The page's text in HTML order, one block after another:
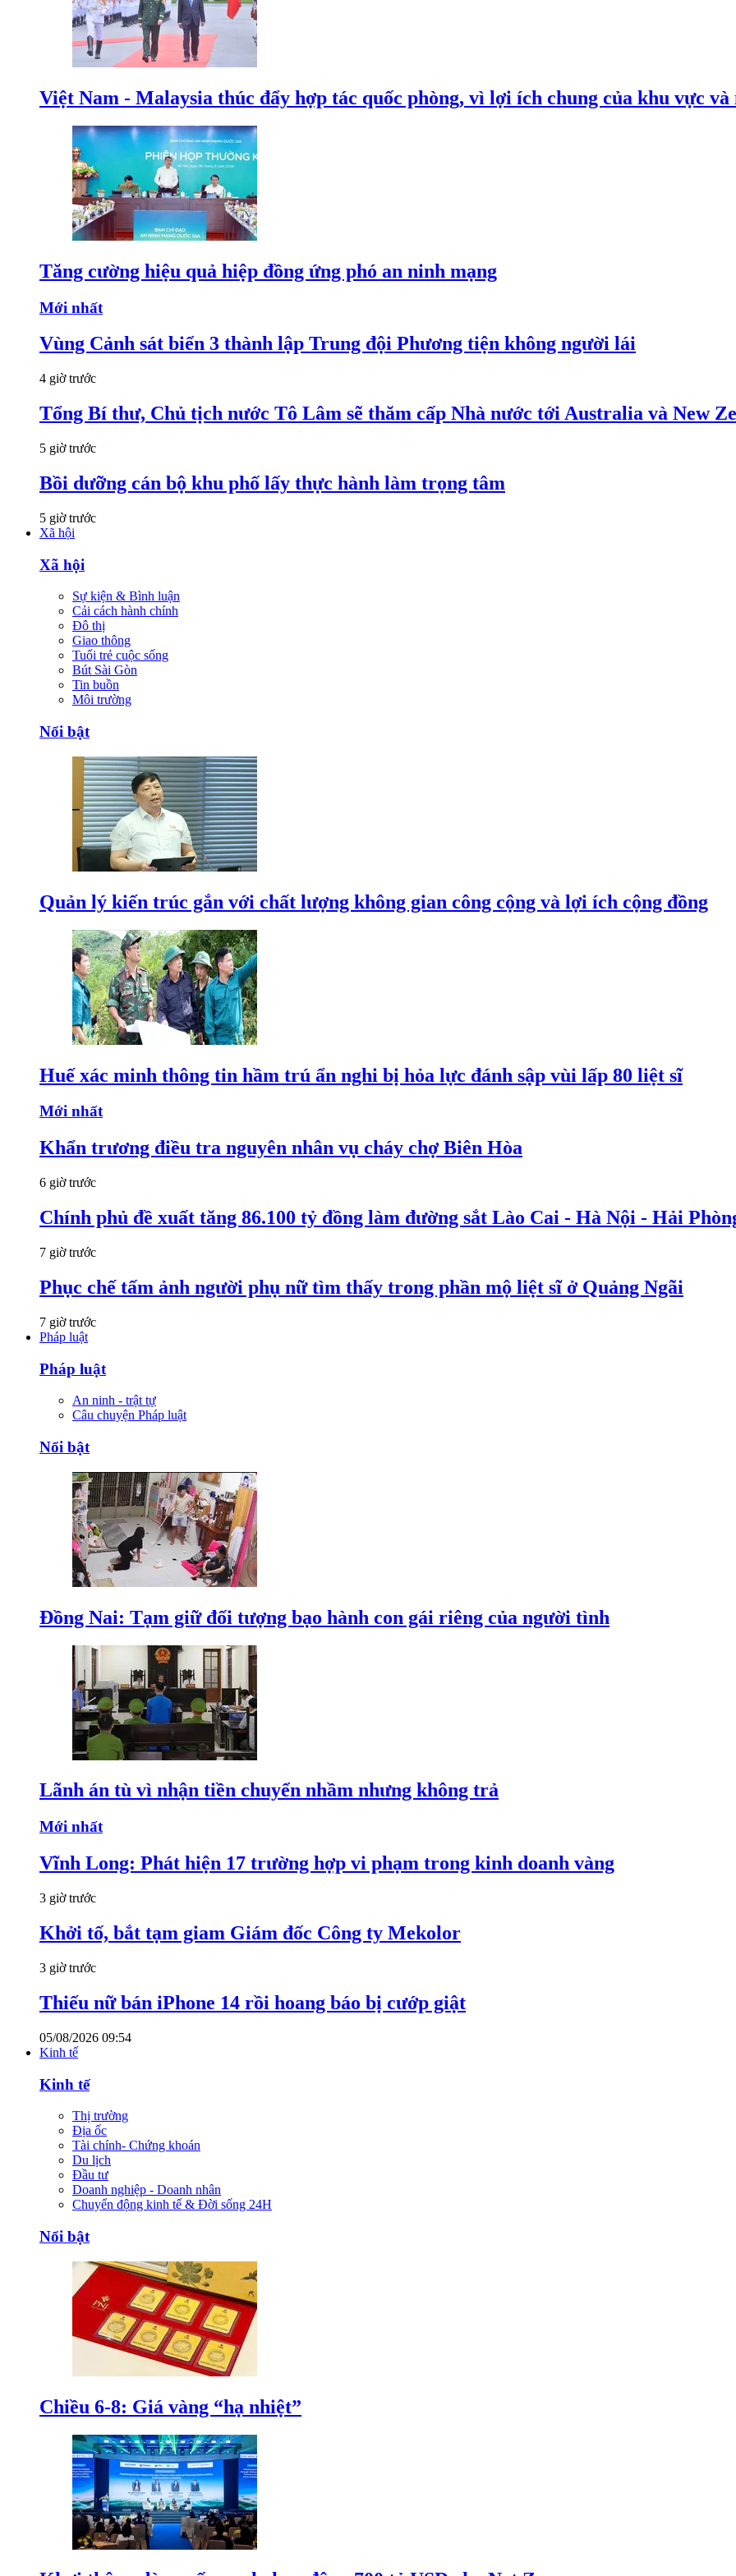
Việt Nam - Malaysia thúc đẩy hợp tác quốc phòng, vì lợi ích chung của khu vực và
Tăng cường hiệu quả hiệp đồng ứng phó an ninh mạng
Mới nhất
Vùng Cảnh sát biển 3 thành lập Trung đội Phương tiện không người lái
4 giờ trước
Tổng Bí thư, Chủ tịch nước Tô Lâm sẽ thăm cấp Nhà nước tới Australia và New
5 giờ trước
Bồi dưỡng cán bộ khu phố lấy thực hành làm trọng tâm
5 giờ trước
Xã hội
Xã hội
Sự kiện & Bình luận
Cải cách hành chính
Đô thị
Giao thông
Tuổi trẻ cuộc sống
Bút Sài Gòn
Tin buồn
Môi trường
Nổi bật
Quản lý kiến trúc gắn với chất lượng không gian công cộng và lợi ích cộng đồng
Huế xác minh thông tin hầm trú ẩn nghi bị hỏa lực đánh sập vùi lấp 80 liệt sĩ
Mới nhất
Khẩn trương điều tra nguyên nhân vụ cháy chợ Biên Hòa
6 giờ trước
Chính phủ đề xuất tăng 86.100 tỷ đồng làm đường sắt Lào Cai - Hà Nội - Hải
7 giờ trước
Phục chế tấm ảnh người phụ nữ tìm thấy trong phần mộ liệt sĩ ở Quảng Ngãi
7 giờ trước
Pháp luật
Pháp luật
An ninh - trật tự
Câu chuyện Pháp luật
Nổi bật
Đồng Nai: Tạm giữ đối tượng bạo hành con gái riêng của người tình
Lãnh án tù vì nhận tiền chuyển nhầm nhưng không trả
Mới nhất
Vĩnh Long: Phát hiện 17 trường hợp vi phạm trong kinh doanh vàng
3 giờ trước
Khởi tố, bắt tạm giam Giám đốc Công ty Mekolor
3 giờ trước
Thiếu nữ bán iPhone 14 rồi hoang báo bị cướp giật
05/08/2026 09:54
Kinh tế
Kinh tế
Thị trường
Địa ốc
Tài chính- Chứng khoán
Du lịch
Đầu tư
Doanh nghiệp - Doanh nhân
Chuyển động kinh tế & Đời sống 24H
Nổi bật
Chiều 6-8: Giá vàng “hạ nhiệt”